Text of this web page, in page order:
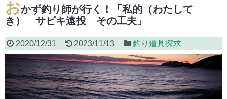
おかず釣り師が行く！「私的（わたして
き） サビキ遠投 その工夫」
2020/12/31 2023/11/13 釣り道具探求